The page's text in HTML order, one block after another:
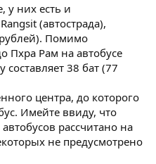
у них есть и
(автострада),
Помимо
Пхра Рам на автобусе
38 бат (77
центра, до которого
Имейте ввиду, что
рассчитано на
не предусмотрено